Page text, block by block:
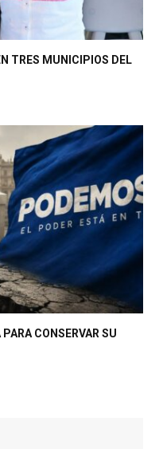
TRES MUNICIPIOS DEL
CONSERVAR SU